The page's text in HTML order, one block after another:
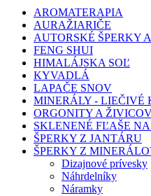
AROMATERAPIA
AURAŽIARIČE
AUTORSKÉ ŠPERKY
FENG SHUI
HIMALÁJSKA SOĽ
KYVADLÁ
LAPAČE SNOV
MINERÁLY - LIEČIVÉ
ORGONITY A
SKLENENÉ FĽAŠE
ŠPERKY Z JANTÁRU
ŠPERKY Z
Dizajnové prívesky
Náhrdelníky
Náramky